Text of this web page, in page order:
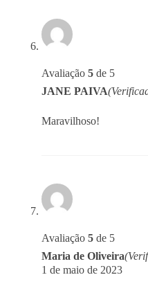
Avaliação 5 de 5
JANE PAIVA
Maravilhoso!
Avaliação 5 de 5
Maria de Oliveira
1 de maio de 2023